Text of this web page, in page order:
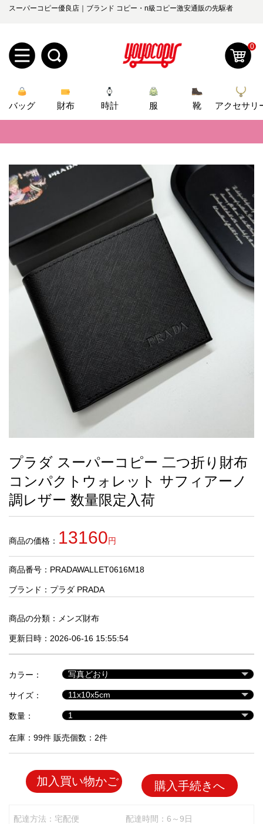
スーパーコピー優良店｜ブランド コピー・n級コピー激安通販の先駆者
規
ザ
登
録
ロ
ン
オ
ダ
知
yoyocopys@gmail.com
2026人気特集
バッグ
財布
時計
服
ズボン
衣装セット
靴
住まい用品
アクセサリー
ベルト
スカーフ
アイフォーンケ
ース
小物
お
す
す
め
商
人
気
商
セ
ル
品
0
バッグ 財布 時計 服 靴
アクセサリ
📢 当店は正真正銘のn級スーパーコピーのみ取扱い。最高品質の再現度を
📢 2026春の新作続々更新中！期間中のご注文でお得な割引をご利用いただ
新作入荷！ルイ・ヴィトンスーパーコピー バッグ最新モデルが登場。
📢 当店は正真正銘のn級スーパーコピーのみ取扱い。最高品質の再現度を
2026春の新作続々更新中！期間中のご注文でお得な割引をご利用いただ
新作入荷！ルイ・ヴィトンスーパーコピー バッグ最新モデルが登場。
プラダ スーパーコピー 二つ折り財布
コンパクトウォレット サフィアーノ
調レザー 数量限定入荷
商品の価格： 13160円
商品番号：PRADAWALLET0616M18
ブランド： プラダ PRADA
商品の分類： メンズ財布
更新日時：2026-06-16 15:55:54
カラー：
サイズ：
数量：
在庫：99件 販売個数：2件
加入買い物かご 購入手続きへ
配達方法：宅配便
配達時間：6～9日